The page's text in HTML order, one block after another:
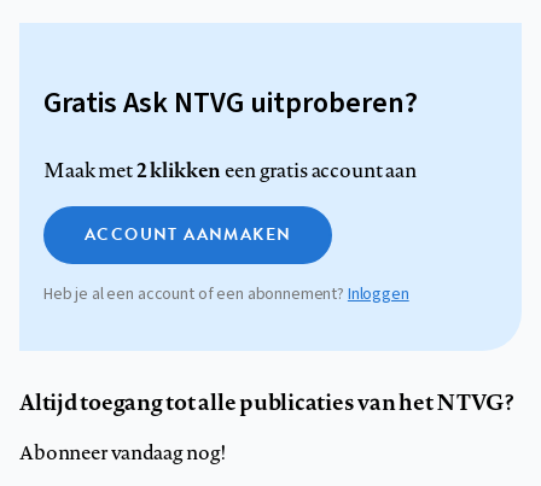
Gratis Ask NTVG uitproberen?
Maak met2 klikkeneen gratis account aan
ACCOUNT AANMAKEN
Heb je al een account of een abonnement?Inloggen
Altijd toegang tot alle publicaties van het NTVG?
Abonneer vandaag nog!